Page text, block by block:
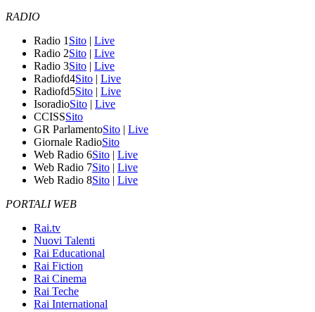
RADIO
Radio 1 Sito | Live
Radio 2Sito | Live
Radio 3Sito | Live
Radiofd4Sito | Live
Radiofd5Sito | Live
IsoradioSito | Live
CCISSSito
GR ParlamentoSito | Live
Giornale RadioSito
Web Radio 6Sito | Live
Web Radio 7Sito | Live
Web Radio 8Sito | Live
PORTALI WEB
Rai.tv
Nuovi Talenti
Rai Educational
Rai Fiction
Rai Cinema
Rai Teche
Rai International